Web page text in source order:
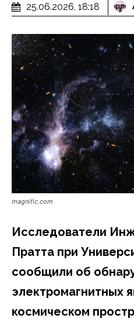
25.06.2026, 18:18
magnific.com
Исследователи
Пратта при
сообщили об
электромагнитных
космическом